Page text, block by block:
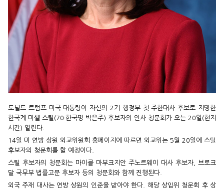
도널드 트럼프 미국 대통령이 자신의 2기 행정부 첫 주한대사 후보로 지명한
한국계 미셸 스틸(70·한국명 박은주) 후보자의 인사 청문회가 오는 20일(현지
시간) 열린다.
14일 미 연방 상원 외교위원회 홈페이지에 따르면 외교위는 5월 20일에 스틸
후보자의 청문회를 할 예정이다.
스틸 후보자의 청문회는 마이클 마부크지안 주노르웨이 대사 후보자, 브로크
달 국무부 법률고문 후보자 등의 청문회와 함께 진행된다.
외국 주재 대사는 연방 상원의 인준을 받아야 한다. 해당 상임위 청문회 후 상